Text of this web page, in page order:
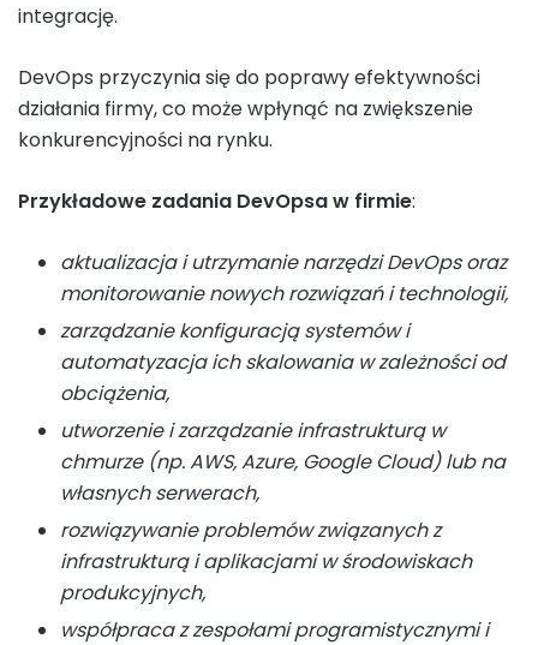
integrację.
DevOps przyczynia się do poprawy efektywności
działania firmy, co może wpłynąć na zwiększenie
konkurencyjności na rynku.
Przykładowe zadania DevOpsa w firmie:
aktualizacja i utrzymanie narzędzi DevOps oraz
monitorowanie nowych rozwiązań i technologii,
zarządzanie konfiguracją systemów i
automatyzacja ich skalowania w zależności od
obciążenia,
utworzenie i zarządzanie infrastrukturą w
chmurze (np. AWS, Azure, Google Cloud) lub na
własnych serwerach,
rozwiązywanie problemów związanych z
infrastrukturą i aplikacjami w środowiskach
produkcyjnych,
współpraca z zespołami programistycznymi i